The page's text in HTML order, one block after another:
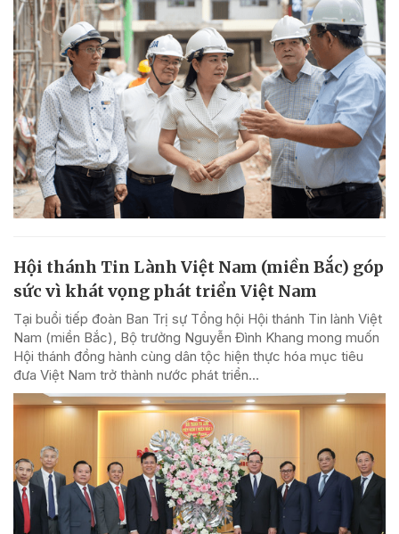
Hội thánh Tin Lành Việt Nam (miền Bắc) góp
sức vì khát vọng phát triển Việt Nam
Tại buổi tiếp đoàn Ban Trị sự Tổng hội Hội thánh Tin lành Việt
Nam (miền Bắc), Bộ trưởng Nguyễn Đình Khang mong muốn
Hội thánh đồng hành cùng dân tộc hiện thực hóa mục tiêu
đưa Việt Nam trở thành nước phát triển...